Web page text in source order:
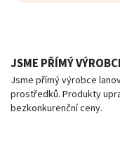
JSME PŘÍMÝ
Jsme přímý výrobce
prostředků. Produkty
bezkonkurenční ceny.